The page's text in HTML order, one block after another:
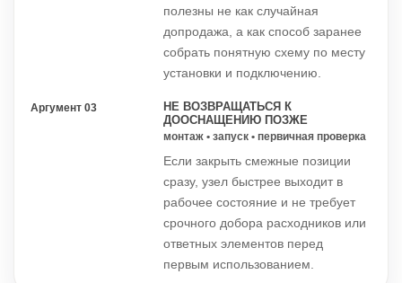
полезны не как случайная
допродажа, а как способ заранее
собрать понятную схему по месту
установки и подключению.
Аргумент 03
НЕ ВОЗВРАЩАТЬСЯ К
ДООСНАЩЕНИЮ ПОЗЖЕ
монтаж • запуск • первичная проверка
Если закрыть смежные позиции
сразу, узел быстрее выходит в
рабочее состояние и не требует
срочного добора расходников или
ответных элементов перед
первым использованием.